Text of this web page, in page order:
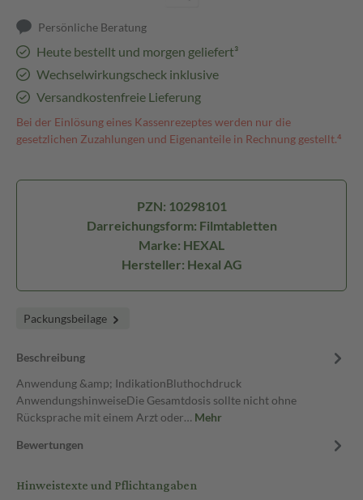
Persönliche Beratung
Heute bestellt und morgen geliefert³
Wechselwirkungscheck inklusive
Versandkostenfreie Lieferung
Bei der Einlösung eines Kassenrezeptes werden nur die
gesetzlichen Zuzahlungen und Eigenanteile in Rechnung gestellt.⁴
PZN: 10298101
Darreichungsform: Filmtabletten
Marke: HEXAL
Hersteller: Hexal AG
Packungsbeilage
Beschreibung
Anwendung &amp; IndikationBluthochdruck
AnwendungshinweiseDie Gesamtdosis sollte nicht ohne
Rücksprache mit einem Arzt oder… Mehr
Bewertungen
Hinweistexte und Pflichtangaben